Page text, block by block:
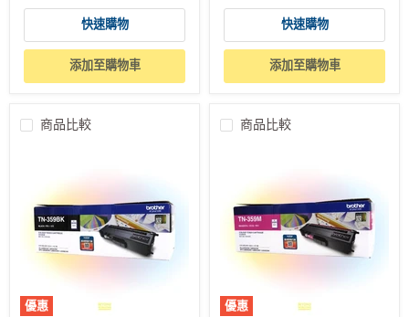
快速購物
添加至購物車
快速購物
添加至購物車
商品比較
優惠
商品比較
優惠